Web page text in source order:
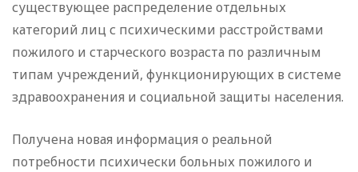
существующее распределение отдельных
категорий лиц с психическими расстройствами
пожилого и старческого возраста по различным
типам учреждений, функционирующих в системе
здравоохранения и социальной защиты населения.
Получена новая информация о реальной
потребности психически больных пожилого и